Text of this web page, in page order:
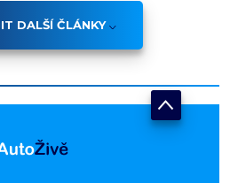
DALŠÍ ČLÁNKY